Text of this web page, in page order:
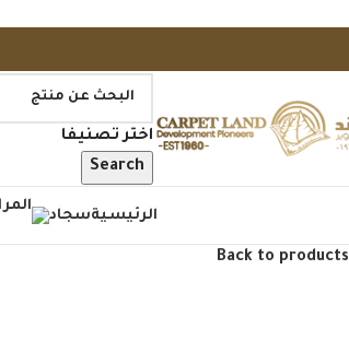
اختر تصنيفا
Search
الرئيسيةسجاد
Back to products